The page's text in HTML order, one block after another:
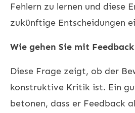
Fehlern zu lernen und diese
zukünftige Entscheidungen
Wie gehen Sie mit
Diese Frage zeigt, ob der
konstruktive Kritik ist. Ein
betonen, dass er Feedback